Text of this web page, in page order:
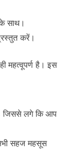
साथ।
करें।
महत्वूपर्ण है। इस
जिससे लगे कि आप
सहज महसूस